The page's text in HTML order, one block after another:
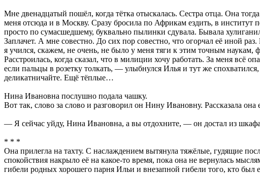
Мне двенадцатый пошёл, когда тётка отыскалась. Сестра отца. Она
меня отсюда и в Москву. Сразу бросила по Африкам ездить, в
просто по сумасшедшему, буквально пылинки сдувала. Бывала
Заплачет. А мне совестно. До сих пор совестно, что огорчал её иной
я учился, скажем, не очень, не было у меня тяги к этим точным наукам,
Расстроилась, когда сказал, что в милиции хочу работать. За меня всё
если пальцы в розетку толкать, — улыбнулся Илья и тут же
деликатничайте. Ещё тёплые…
Нина Ивановна послушно подала чашку.
Вот так, слово за слово и разговорил он Нину Ивановну. Рассказала
— Я сейчас уйду, Нина Ивановна, а вы отдохните, — он достал из
* * *
Она прилегла на тахту. С наслаждением вытянула тяжёлые, гудящие
спокойствия накрыло её на какое-то время, пока она не вернулась
гибели родных хорошего парня Ильи и внезапной гибели того, кто был